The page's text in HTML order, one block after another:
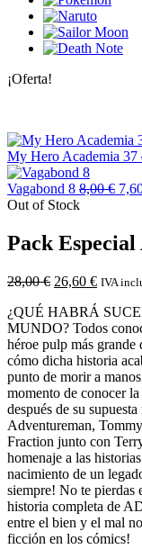
¡Oferta!
My Hero Academia 37
Vagabond 8 8,00€
Out of Stock
Pack
28,00€ 26,60 € IVA
¿QUÉ HABRÁ
MUNDO? Todos
héroe pulp más grande
cómo dicha historia
punto de morir a
momento de conocer
después de su
Adventureman,
Fraction junto con
homenaje a las
nacimiento de un
siempre! No te pierdas
historia completa de
entre el bien y el mal
ficción en los cómics!